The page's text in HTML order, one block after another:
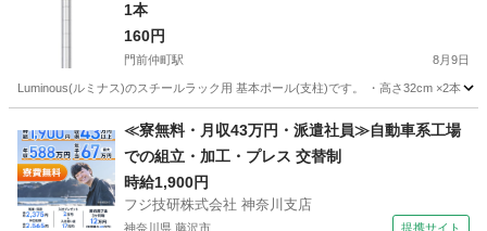
1本
160円
門前仲町駅 8月9日
Luminous(ルミナス)のスチールラック用 基本ポール(支柱)です。 ・高さ32cm ×2本
門前仲町駅 収納家具
≪寮無料・月収43万円・派遣社員≫自動車系工場
での組立・加工・プレス 交替制
時給1,900円
フジ技研株式会社 神奈川支店
神奈川県 藤沢市 提携サイト